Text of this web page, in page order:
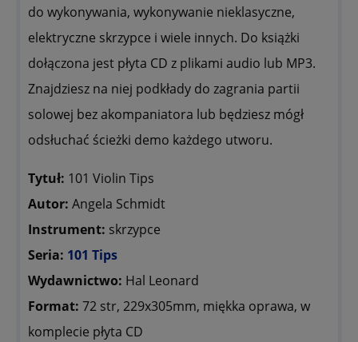
do wykonywania, wykonywanie nieklasyczne,
elektryczne skrzypce i wiele innych. Do książki
dołączona jest płyta CD z plikami audio lub MP3.
Znajdziesz na niej podkłady do zagrania partii
solowej bez akompaniatora lub będziesz mógł
odsłuchać ścieżki demo każdego utworu.
Tytuł: 101 Violin Tips
Autor: Angela Schmidt
Instrument: skrzypce
Seria: 101 Tips
Wydawnictwo: Hal Leonard
Format: 72 str, 229x305mm, miękka oprawa, w
komplecie płyta CD